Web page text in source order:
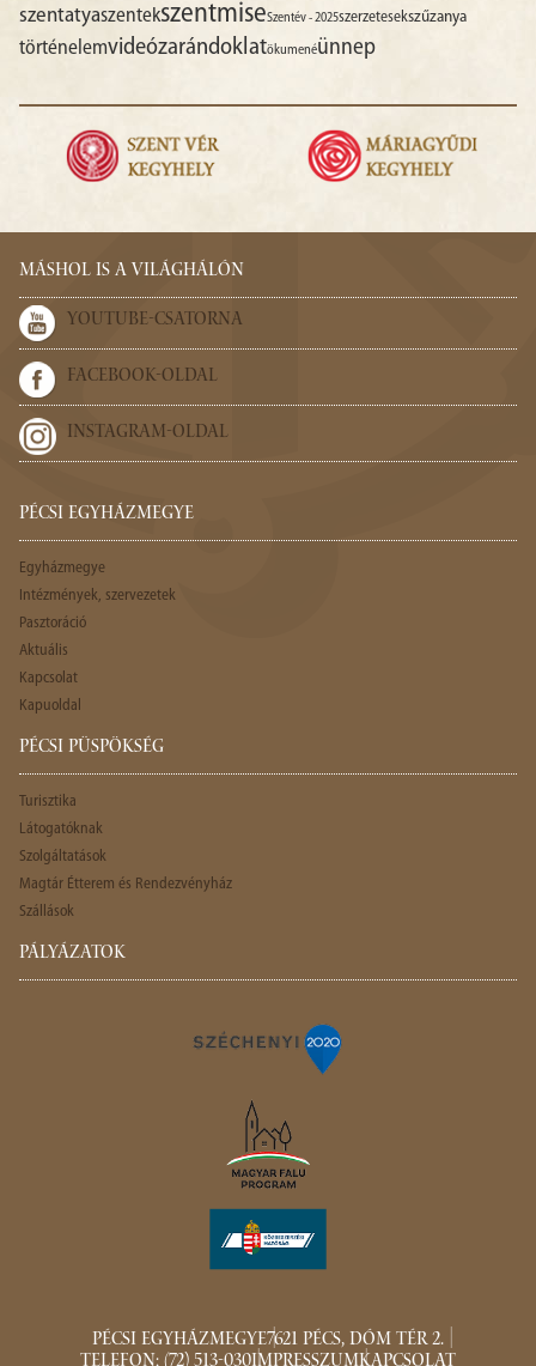
szentatyaszentekszentmiseSzentév - 2025szerzetesekszűzanya
történelemvideózarándoklatökumenéünnep
MÁSHOL IS A VILÁGHÁLÓN
YOUTUBE-CSATORNA
FACEBOOK-OLDAL
INSTAGRAM-OLDAL
PÉCSI EGYHÁZMEGYE
Egyházmegye
Intézmények, szervezetek
Pasztoráció
Aktuális
Kapcsolat
Kapuoldal
PÉCSI PÜSPÖKSÉG
Turisztika
Látogatóknak
Szolgáltatások
Magtár Étterem és Rendezvényház
Szállások
PÁLYÁZATOK
PÉCSI EGYHÁZMEGYE7621 PÉCS, DÓM TÉR 2.